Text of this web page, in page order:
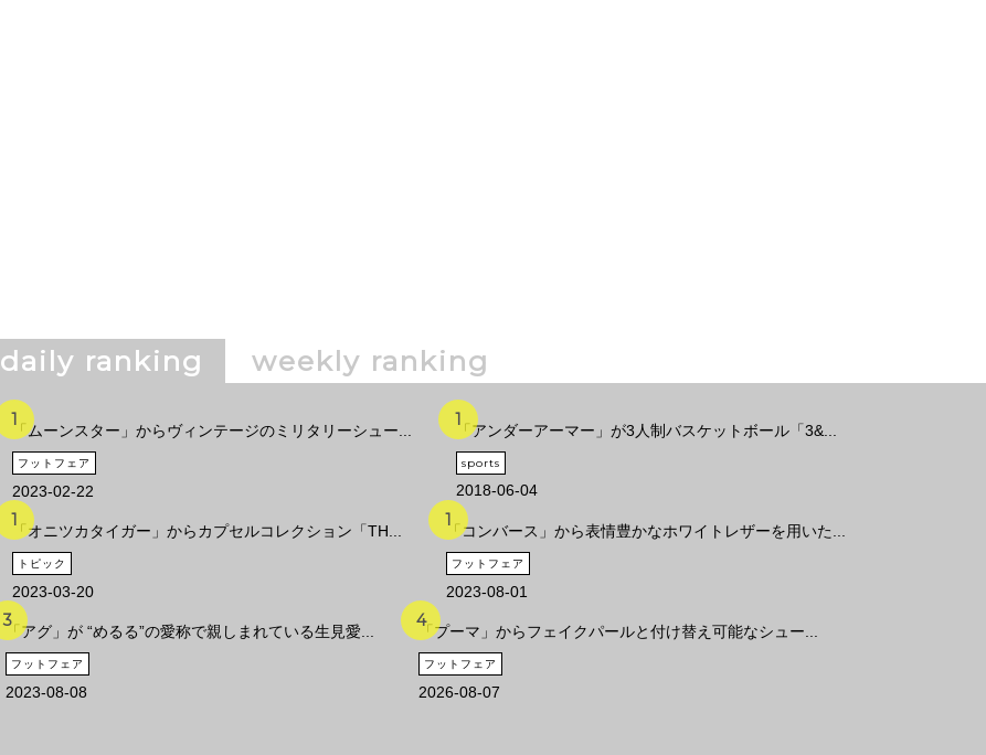
daily ranking weekly ranking
「ムーンスター」からヴィンテージのミリタリーシュー...
フットフェア
2023-02-22
「アンダーアーマー」が3人制バスケットボール「3&...
sports
2018-06-04
「オニツカタイガー」からカプセルコレクション「TH...
トピック
2023-03-20
「コンバース」から表情豊かなホワイトレザーを用いた...
フットフェア
2023-08-01
「アグ」が “めるる”の愛称で親しまれている生見愛...
フットフェア
2023-08-08
「プーマ」からフェイクパールと付け替え可能なシュー...
フットフェア
2026-08-07